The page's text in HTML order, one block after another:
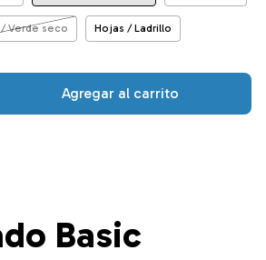
Verde seco Hojas / Ladrillo
Basic